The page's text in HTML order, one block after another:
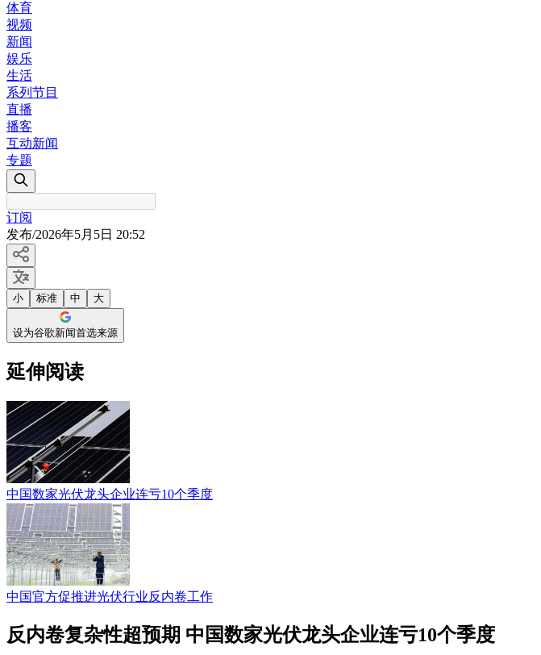
体育
视频
新闻
娱乐
生活
系列节目
直播
播客
互动新闻
专题
订阅
发布/2026年5月5日 20:52
小 标准 中 大
设为谷歌新闻首选来源
延伸阅读
中国数家光伏龙头企业连亏10个季度
中国官方促推进光伏行业反内卷工作
反内卷复杂性超预期 中国数家光伏龙头企业连亏10个季度